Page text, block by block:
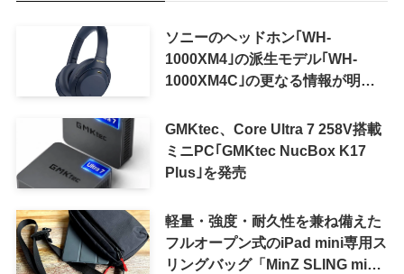
ソニーのヘッドホン｢WH-
1000XM4｣の派生モデル｢WH-
1000XM4C｣の更なる情報が明ら
GMKtec、Core Ultra 7 258V搭載
ミニPC｢GMKtec NucBox K17
Plus｣を発売
軽量・強度・耐久性を兼ね備えた
フルオープン式のiPad mini専用ス
リングバッグ「MinZ SLING mini